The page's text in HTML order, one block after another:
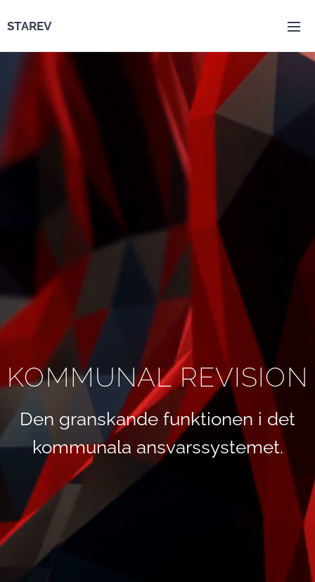
STAREV
KOMMUNAL REVISION
Den granskande funktionen i det
kommunala ansvarssystemet.